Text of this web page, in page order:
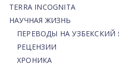
TERRA INCOGNITA
НАУЧНАЯ ЖИЗНЬ
ПЕРЕВОДЫ НА УЗБЕКСКИЙ
РЕЦЕНЗИИ
ХРОНИКА